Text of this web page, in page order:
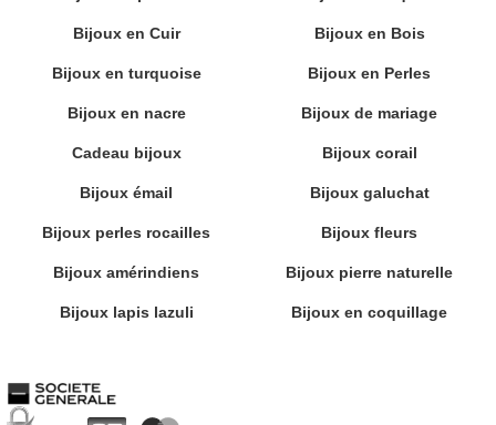
Bijoux en Cuir Bijoux en Bois
Bijoux en turquoise Bijoux en Perles
Bijoux en nacre Bijoux de mariage
Cadeau bijoux Bijoux corail
Bijoux émail Bijoux galuchat
Bijoux perles rocailles Bijoux fleurs
Bijoux amérindiens Bijoux pierre naturelle
Bijoux lapis lazuli Bijoux en coquillage